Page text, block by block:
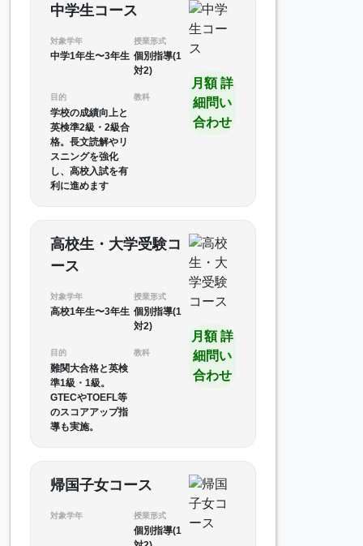
中学生コース
対象学年
中学1年生〜3年生
授業形式
個別指導(1
対2)
目的
学校の成績向上と
英検準2級・2級合
格。長文読解やリ
スニングを強化
し、高校入試を有
利に進めます
教科
月額 詳
細問い
合わせ
高校生・大学受験コ
ース
対象学年
高校1年生〜3年生
授業形式
個別指導(1
対2)
目的
難関大合格と英検
準1級・1級。
GTECやTOEFL等
のスコアアップ指
導も実施。
教科
月額 詳
細問い
合わせ
帰国子女コース
対象学年 授業形式
個別指導(1